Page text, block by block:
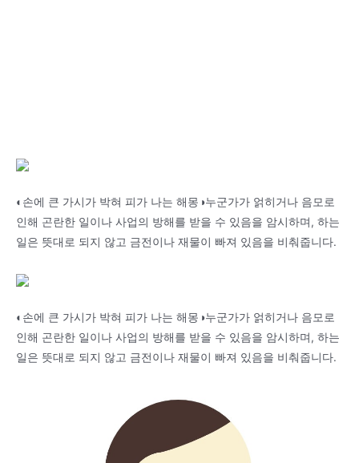
◐손에 큰 가시가 박혀 피가 나는 해몽◑누군가가 얽히거나 음모로
인해 곤란한 일이나 사업의 방해를 받을 수 있음을 암시하며, 하는
일은 뜻대로 되지 않고 금전이나 재물이 빠져 있음을 비춰줍니다.
◐손에 큰 가시가 박혀 피가 나는 해몽◑누군가가 얽히거나 음모로
인해 곤란한 일이나 사업의 방해를 받을 수 있음을 암시하며, 하는
일은 뜻대로 되지 않고 금전이나 재물이 빠져 있음을 비춰줍니다.